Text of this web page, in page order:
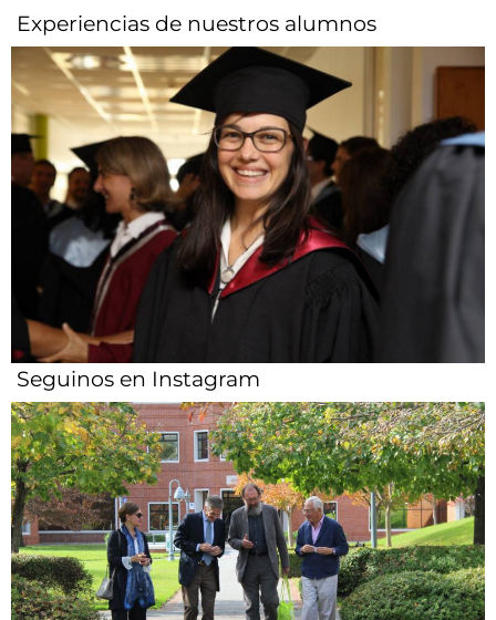
Experiencias de nuestros alumnos​
Seguinos en Instagram